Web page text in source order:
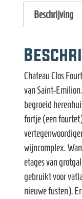
Beschrijving
Chateau Clos
van Saint-
begroeid
fortje (een
wijncomplex.
etages van
gebruikt voor
nieuwe fusten).